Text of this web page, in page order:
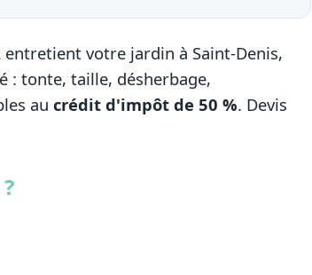
entretient votre jardin à Saint-Denis,
: tonte, taille, désherbage,
au crédit d'impôt de 50 %. Devis